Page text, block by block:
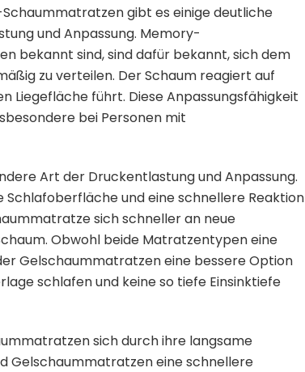
gibt es einige deutliche
und Anpassung. Memory-
bekannt sind, sind dafür bekannt, sich dem
zu verteilen. Der Schaum reagiert auf
Liegefläche führt. Diese Anpassungsfähigkeit
bei Personen mit
Art der Druckentlastung und Anpassung.
Schlafoberfläche und eine schnellere Reaktion
sich schneller an neue
Obwohl beide Matratzentypen eine
Gelschaummatratzen eine bessere Option
schlafen und keine so tiefe Einsinktiefe
sich durch ihre langsame
Gelschaummatratzen eine schnellere